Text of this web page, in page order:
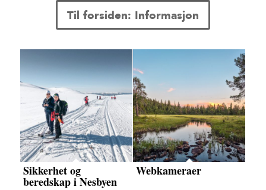
Til forsiden: Informasjon
Sikkerhet og
beredskap i Nesbyen
Webkameraer